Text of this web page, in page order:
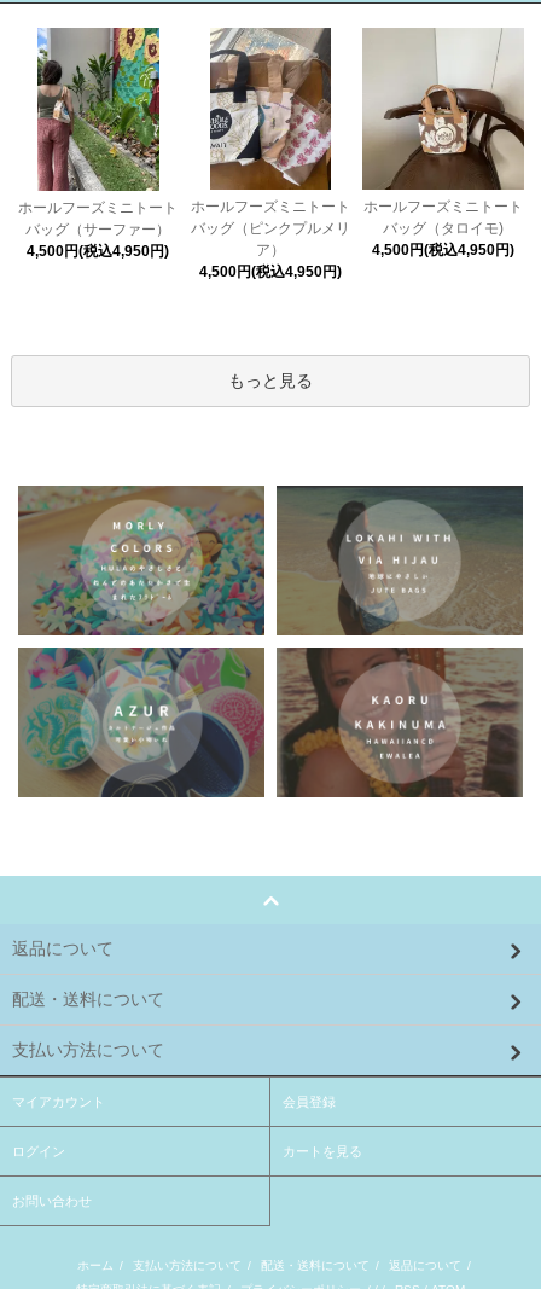
ホールフーズミニトート
バッグ（サーファー）
4,500円(税込4,950円)
ホールフーズミニトート
バッグ（ピンクプルメリ
ア）
4,500円(税込4,950円)
ホールフーズミニトート
バッグ（タロイモ)
4,500円(税込4,950円)
もっと見る
返品について
配送・送料について
支払い方法について
マイアカウント 会員登録
ログイン カートを見る
お問い合わせ
ホーム / 支払い方法について / 配送・送料について / 返品について /